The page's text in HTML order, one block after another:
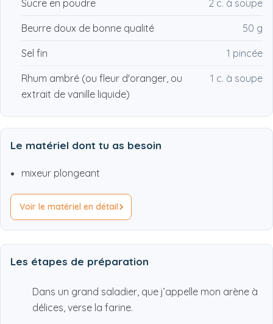
Sucre en poudre 2 c. à soupe
Beurre doux de bonne qualité 50 g
Sel fin 1 pincée
Rhum ambré (ou fleur d'oranger, ou
extrait de vanille liquide)
1 c. à soupe
Le matériel dont tu as besoin
mixeur plongeant
Voir le matériel en détail
Les étapes de préparation
Dans un grand saladier, que j’appelle mon arène à
délices, verse la farine.